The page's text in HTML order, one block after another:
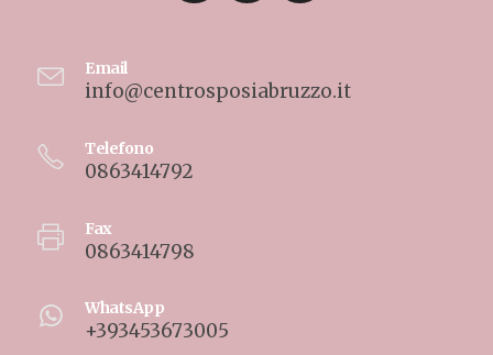
Email
info@centrosposiabruzzo.it
Telefono
0863414792
Fax
0863414798
WhatsApp
+393453673005